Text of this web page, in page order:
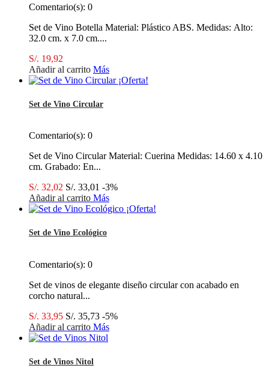
Comentario(s): 0
Set de Vino Botella Material: Plástico ABS. Medidas: Alto:
32.0 cm. x 7.0 cm....
S/. 19,92
Añadir al carrito Más
¡Oferta!
Set de Vino Circular
Comentario(s): 0
Set de Vino Circular Material: Cuerina Medidas: 14.60 x 4.10
cm. Grabado: En...
S/. 32,02 S/. 33,01 -3%
Añadir al carrito Más
¡Oferta!
Set de Vino Ecológico
Comentario(s): 0
Set de vinos de elegante diseño circular con acabado en
corcho natural...
S/. 33,95 S/. 35,73 -5%
Añadir al carrito Más
Set de Vinos Nitol